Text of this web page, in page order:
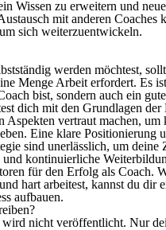
Wissen zu erweitern und
mit anderen Coaches
sich weiterzuentwickeln.
werden möchtest,
Menge Arbeit erfordert. Es
bist, sondern auch ein
dich mit den Grundlagen der
Aspekten vertraut machen, um
Eine klare Positionierung
sind unerlässlich, um deine
kontinuierliche
für den Erfolg als Coach.
hart arbeitest, kannst du dir
aufbauen.
nicht veröffentlicht. Nur